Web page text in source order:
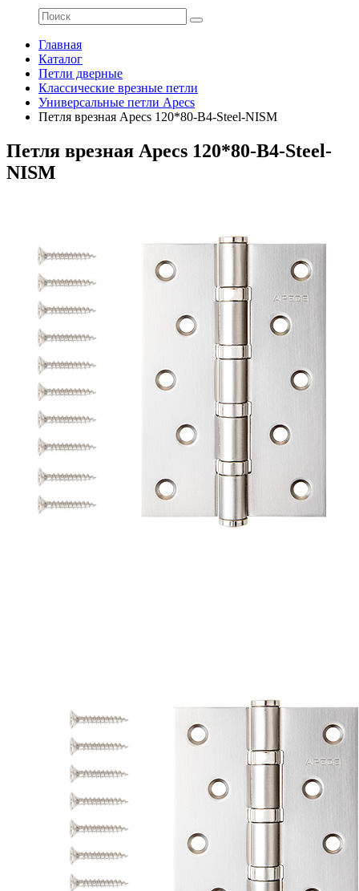
Главная
Каталог
Петли дверные
Классические врезные петли
Универсальные петли Apecs
Петля врезная Apecs 120*80-B4-Steel-NISM
Петля врезная Apecs 120*80-B4-Steel-
NISM